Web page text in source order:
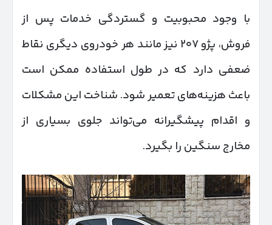
با وجود محبوبیت و گستردگی خدمات پس از
فروش، پژو ۲۰۷ نیز مانند هر خودروی دیگری نقاط
ضعفی دارد که در طول استفاده ممکن است
باعث هزینه‌های تعمیر شود. شناخت این مشکلات
و اقدام پیشگیرانه می‌تواند جلوی بسیاری از
مخارج سنگین را بگیرد.